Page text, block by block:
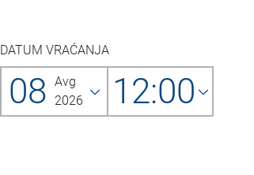
DATUM VRAĆANJA
08 Avg
2026
12:00